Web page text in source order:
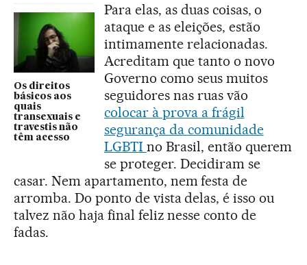
Os direitos
básicos aos
quais
transexuais e
travestis não
têm acesso
Para elas, as duas coisas, o
ataque e as eleições, estão
intimamente relacionadas.
Acreditam que tanto o novo
Governo como seus muitos
seguidores nas ruas vão
colocar à prova a frágil
segurança da comunidade
LGBTI no Brasil, então querem
se proteger. Decidiram se
casar. Nem apartamento, nem festa de
arromba. Do ponto de vista delas, é isso ou
talvez não haja final feliz nesse conto de
fadas.